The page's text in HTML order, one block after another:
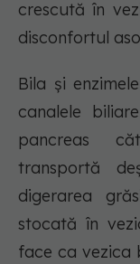
crescută în
disconfortul
Bila și
canalele
pancreas
transportă
digerarea
stocată în
face ca vezica